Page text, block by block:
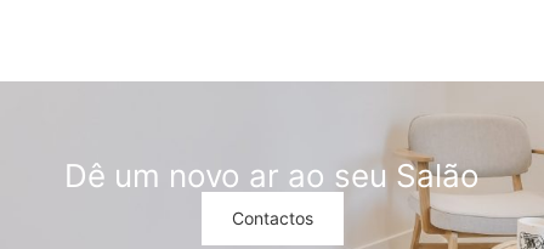
Dê um novo ar ao seu Salão
Contactos